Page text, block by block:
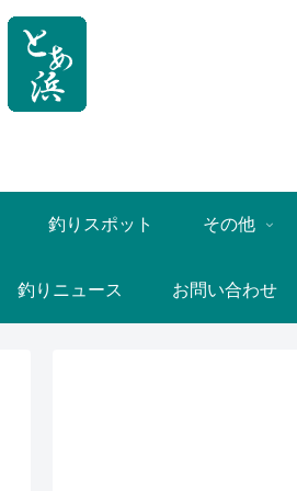
釣りスポット その他
釣りニュース お問い合わせ